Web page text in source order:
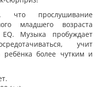
что прослушивание
младшего возраста
Музыка пробуждает
учит
ребёнка более чутким и